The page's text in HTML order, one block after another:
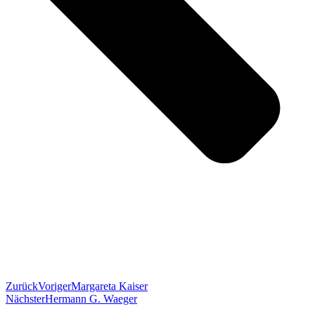
ZurückVorigerMargareta Kaiser
NächsterHermann G. Waeger